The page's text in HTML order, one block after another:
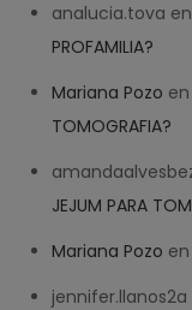
analucia.tova en
PROFAMILIA?
Mariana Pozo
TOMOGRAFIA?
JEJUM PARA
Mariana Pozo en
jennifer.llanos2a